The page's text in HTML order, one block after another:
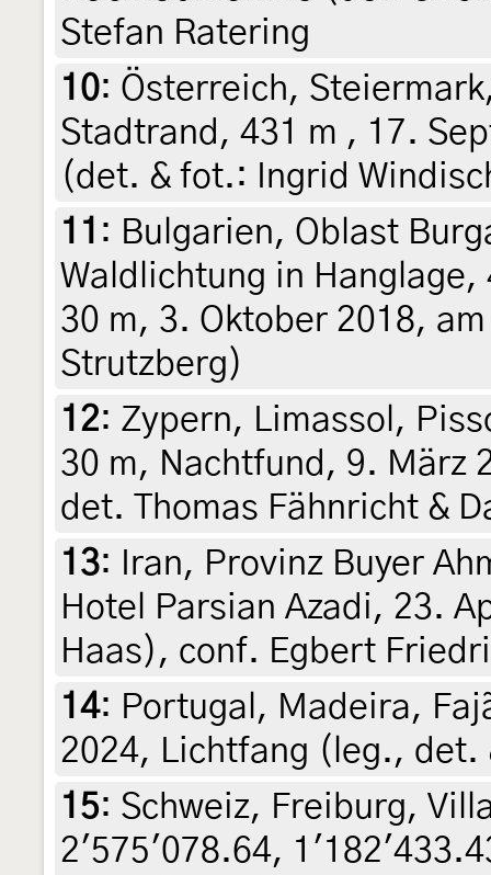
Stefan Ratering
10: Österreich,
Stadtrand, 431 m , 17.
(det. & fot.: Ingrid
11 : Bulgarien, Oblast
Waldlichtung in
30 m, 3. Oktober 2018,
Strutzberg)
12: Zypern, Limassol,
30 m, Nachtfund, 9. März
det. Thomas Fähnricht &
13:
Iran, Provinz Buyer
Hotel Parsian Azadi, 23.
Haas), conf. Egbert
14: Portugal, Madeira,
2024, Lichtfang (leg.,
15: Schweiz, Freiburg,
2'575'078.64,